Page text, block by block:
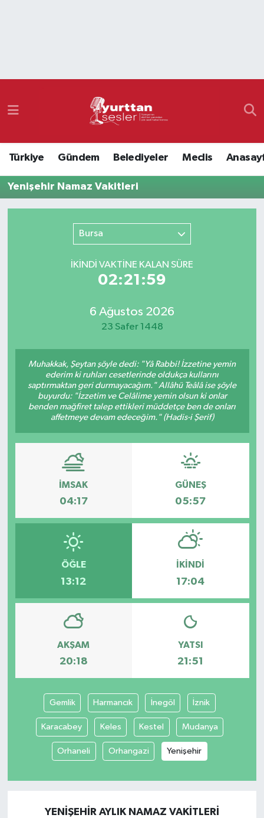
Türkiye Gündem Belediyeler Meclis
Yenişehir Namaz Vakitleri
Bursa
İKINDI VAKTİNE KALAN SÜRE
02:21:59
6 Ağustos 2026
23 Safer 1448
Muhakkak, Şeytan şöyle dedi: "Yâ Rabbi! İzzetine yemin
ederim ki ruhları cesetlerinde oldukça kullarını
saptırmaktan geri durmayacağım." Allâhü Teâlâ ise şöyle
buyurdu: "İzzetim ve Celâlime yemin olsun ki onlar
benden mağfiret talep ettikleri müddetçe ben de onları
affetmeye devam edeceğim." (Hadis-i Şerif)
İMSAK
04:17
GÜNEŞ
05:57
ÖĞLE
13:12
İKINDI
17:04
AKŞAM
20:18
YATSI
21:51
Gemlik Harmancık İnegöl İznik
Karacabey Keles Kestel Mudanya
Orhaneli Orhangazi Yenişehir
YENIŞEHIR AYLIK NAMAZ VAKITLERI
Namaz Vakitleri
Süper Lig Puan Durumu ve Fikstür
Son Dakika Haberleri